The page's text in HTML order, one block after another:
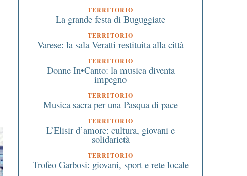
TERRITORIO
La grande festa di Buguggiate
TERRITORIO
Varese: la sala Veratti restituita alla città
TERRITORIO
Donne In•Canto: la musica diventa
impegno
TERRITORIO
Musica sacra per una Pasqua di pace
TERRITORIO
L’Elisir d’amore: cultura, giovani e
solidarietà
TERRITORIO
Trofeo Garbosi: giovani, sport e rete locale